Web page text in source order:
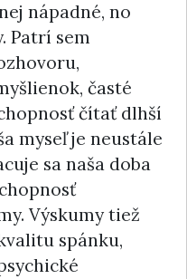
nápadné, no
Patrí sem
časté
čítať dlhší
myseľ je neustále
sa naša doba
Výskumy tiež
spánku,